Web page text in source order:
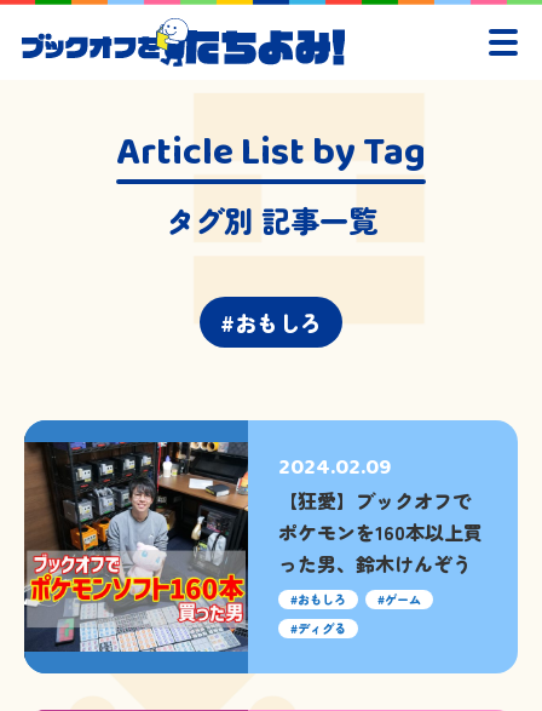
Article List by Tag
タグ別 記事一覧
おもしろ
2024.02.09
【狂愛】ブックオフで
ポケモンを160本以上買
った男、鈴木けんぞう
おもしろ
ゲーム
ディグる